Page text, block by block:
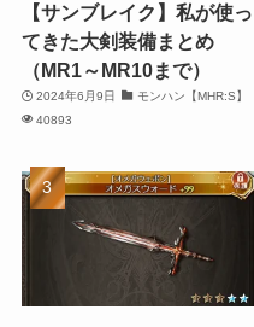
【サンブレイク】私が使っ
てきた大剣装備まとめ
（MR1～MR10まで）
2024年6月9日
モンハン【MHR:S】
40893